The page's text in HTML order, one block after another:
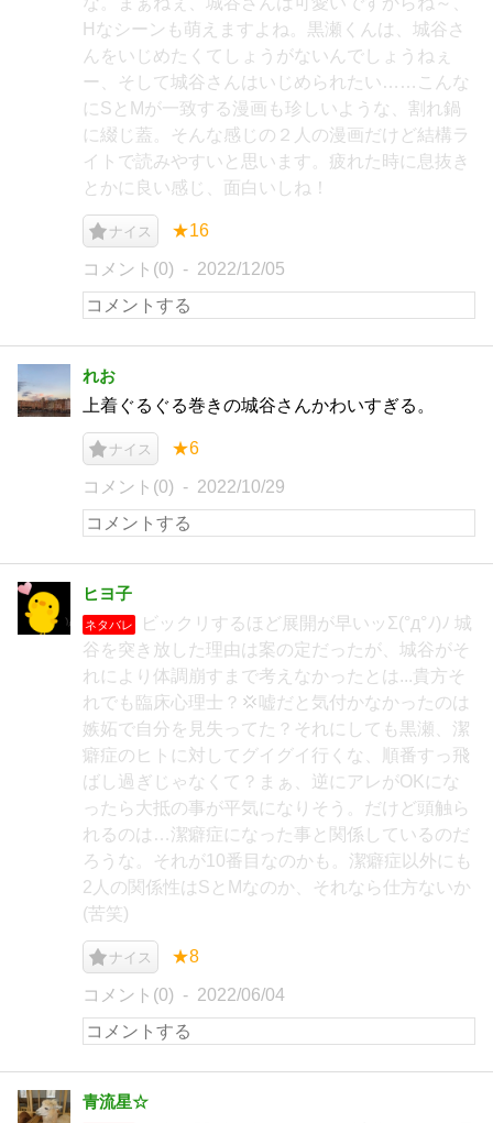
Hなシーンも萌えますよね。黒瀬くんは、城谷さ
んをいじめたくてしょうがないんでしょうねぇ
ー、そして城谷さんはいじめられたい……こんな
にSとMが一致する漫画も珍しいような、割れ鍋
に綴じ蓋。そんな感じの２人の漫画だけど結構ラ
イトで読みやすいと思います。疲れた時に息抜き
とかに良い感じ、面白いしね！
ナイス ★16
コメント(0) 2022/12/05
れお
上着ぐるぐる巻きの城谷さんかわいすぎる。
ナイス ★6
コメント(0) 2022/10/29
ヒヨ子
ネタバレ
ビックリするほど展開が早いッΣ(°д°ﾉ)ﾉ 城
谷を突き放した理由は案の定だったが、城谷がそ
れにより体調崩すまで考えなかったとは...貴方そ
れでも臨床心理士？💢嘘だと気付かなかったのは
嫉妬で自分を見失ってた？それにしても黒瀬、潔
癖症のヒトに対してグイグイ行くな、順番すっ飛
ばし過ぎじゃなくて？まぁ、逆にアレがOKにな
ったら大抵の事が平気になりそう。だけど頭触ら
れるのは…潔癖症になった事と関係しているのだ
ろうな。それが10番目なのかも。潔癖症以外にも
2人の関係性はSとMなのか、それなら仕方ないか
(苦笑)
ナイス ★8
コメント(0) 2022/06/04
青流星☆